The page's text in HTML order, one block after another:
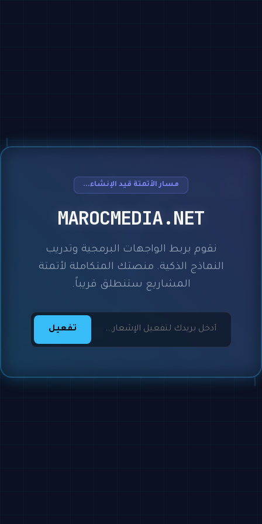
مسار الأتمتة قيد الإنشاء...
MAROCMEDIA.NET
نقوم بربط الواجهات البرمجية وتدريب
النماذج الذكية. منصتك المتكاملة لأتمتة
المشاريع ستنطلق قريباً.
تفعيل